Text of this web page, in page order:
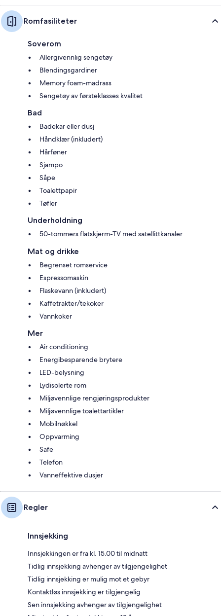
Romfasiliteter
Soverom
Allergivennlig sengetøy
Blendingsgardiner
Memory foam-madrass
Sengetøy av førsteklasses kvalitet
Bad
Badekar eller dusj
Håndklær (inkludert)
Hårføner
Sjampo
Såpe
Toalettpapir
Tøfler
Underholdning
50-tommers flatskjerm-TV med satellittkanaler
Mat og drikke
Begrenset romservice
Espressomaskin
Flaskevann (inkludert)
Kaffetrakter/tekoker
Vannkoker
Mer
Air conditioning
Energibesparende brytere
LED-belysning
Lydisolerte rom
Miljøvennlige rengjøringsprodukter
Miljøvennlige toalettartikler
Mobilnøkkel
Oppvarming
Safe
Telefon
Vanneffektive dusjer
Regler
Innsjekking
Innsjekkingen er fra kl. 15.00 til midnatt
Tidlig innsjekking avhenger av tilgjengelighet
Tidlig innsjekking er mulig mot et gebyr
Kontaktløs innsjekking er tilgjengelig
Sen innsjekking avhenger av tilgjengelighet